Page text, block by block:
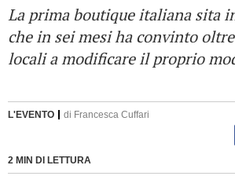
La prima boutique italiana sita
che in sei mesi ha convinto
locali a modificare il proprio
L'EVENTO di Francesca Cuffari
2 MIN DI LETTURA